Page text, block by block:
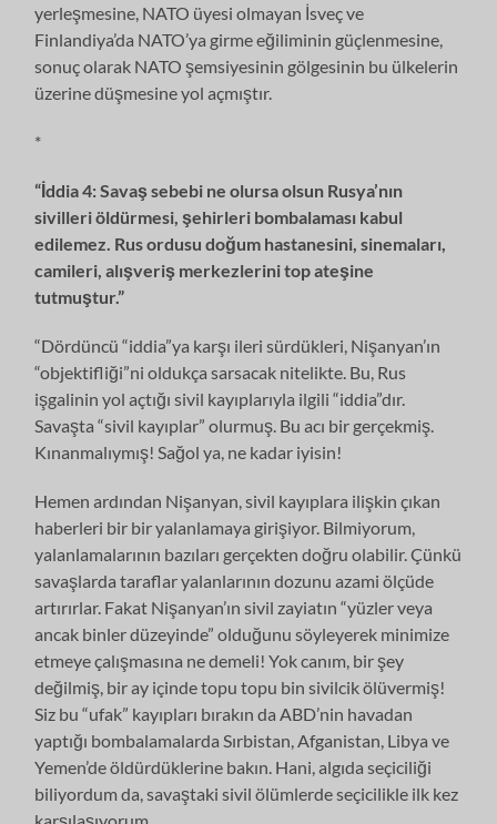
yerleşmesine, NATO üyesi olmayan İsveç ve
Finlandiya’da NATO’ya girme eğiliminin güçlenmesine,
sonuç olarak NATO şemsiyesinin gölgesinin bu ülkelerin
üzerine düşmesine yol açmıştır.
*
“İddia 4: Savaş sebebi ne olursa olsun Rusya’nın
sivilleri öldürmesi, şehirleri bombalaması kabul
edilemez. Rus ordusu doğum hastanesini, sinemaları,
camileri, alışveriş merkezlerini top ateşine
tutmuştur.”
“Dördüncü “iddia”ya karşı ileri sürdükleri, Nişanyan’ın
“objektifliği”ni oldukça sarsacak nitelikte. Bu, Rus
işgalinin yol açtığı sivil kayıplarıyla ilgili “iddia”dır.
Savaşta “sivil kayıplar” olurmuş. Bu acı bir gerçekmiş.
Kınanmalıymış! Sağol ya, ne kadar iyisin!
Hemen ardından Nişanyan, sivil kayıplara ilişkin çıkan
haberleri bir bir yalanlamaya girişiyor. Bilmiyorum,
yalanlamalarının bazıları gerçekten doğru olabilir. Çünkü
savaşlarda taraflar yalanlarının dozunu azami ölçüde
artırırlar. Fakat Nişanyan’ın sivil zayiatın “yüzler veya
ancak binler düzeyinde” olduğunu söyleyerek minimize
etmeye çalışmasına ne demeli! Yok canım, bir şey
değilmiş, bir ay içinde topu topu bin sivilcik ölüvermiş!
Siz bu “ufak” kayıpları bırakın da ABD’nin havadan
yaptığı bombalamalarda Sırbistan, Afganistan, Libya ve
Yemen’de öldürdüklerine bakın. Hani, algıda seçiciliği
biliyordum da, savaştaki sivil ölümlerde seçicilikle ilk kez
karşılaşıyorum.